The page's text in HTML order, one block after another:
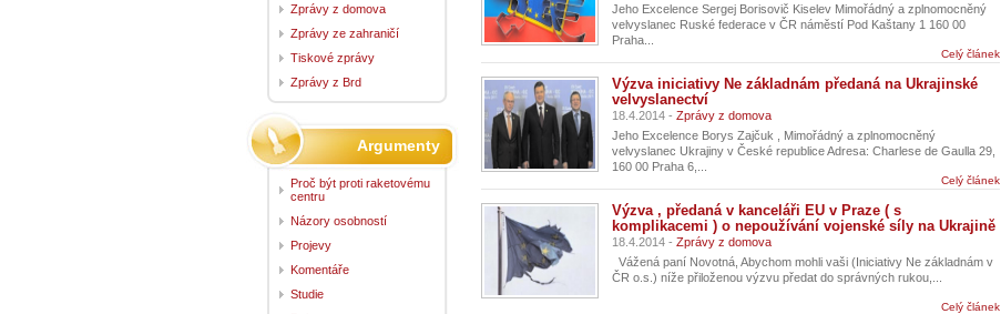
Jeho Excelence Sergej Borisovič Kiselev Mimořádný a zplnomocněný
velvyslanec Ruské federace v ČR náměstí Pod Kaštany 1 160 00
Praha...
Celý článek
Výzva iniciativy Ne základnám předaná na Ukrajinské
velvyslanectví
18.4.2014 - Zprávy z domova
Jeho Excelence Borys Zajčuk , Mimořádný a zplnomocněný
velvyslanec Ukrajiny v České republice Adresa: Charlese de Gaulla 29,
160 00 Praha 6,...
Celý článek
Výzva , předaná v kanceláři EU v Praze ( s
komplikacemi ) o nepoužívání vojenské síly na Ukrajině
18.4.2014 - Zprávy z domova
Vážená paní Novotná, Abychom mohli vaši (Iniciativy Ne základnám v
ČR o.s.) níže přiloženou výzvu předat do správných rukou,...
Celý článek
Zprávy z domova
Zprávy ze zahraničí
Tiskové zprávy
Zprávy z Brd
Argumenty
Proč být proti raketovému
centru
Názory osobností
Projevy
Komentáře
Studie